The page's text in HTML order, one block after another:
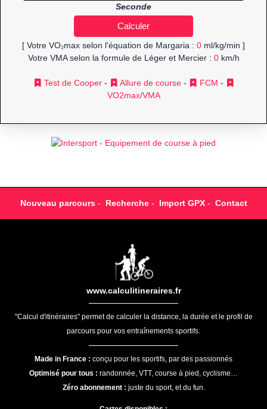
Seconde
[ Votre VO₂max selon l'équation de Margaria : 0 ml/kg/min ]
Votre VMA selon la formule de Léger et Mercier : 0km/h
Test de Cooper- Allure de course- FCM -
VO2max/VMA
Nouveau parcours- Recherche- Import GPX- Contact
www.calculitineraires.fr
"Calcul d'itinéraires" permet de calculer la distance, la durée et le profil de
parcours pour vos entraînements sportifs.
Made in France : conçu pour les sportifs, par des passionnés
Optimisé pour tous : randonnée, VTT, course à pied, cyclisme…
Zéro abonnement : juste du sport, et du fun.